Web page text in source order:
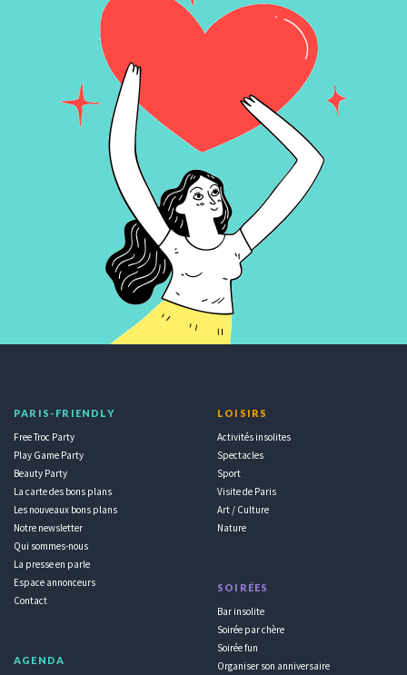
PARIS-FRIENDLY
Free Troc Party
Play Game Party
Beauty Party
La carte des bons plans
Les nouveaux bons plans
Notre newsletter
Qui sommes-nous
La presse en parle
Espace annonceurs
Contact
AGENDA
LOISIRS
Activités insolites
Spectacles
Sport
Visite de Paris
Art / Culture
Nature
SOIRÉES
Bar insolite
Soirée par chère
Soirée fun
Organiser son anniversaire